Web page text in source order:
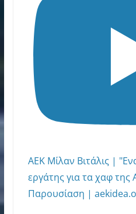
ΑΕΚ Μίλαν Βιτάλις |
εργάτης για τα χαφ της
Παρουσίαση |